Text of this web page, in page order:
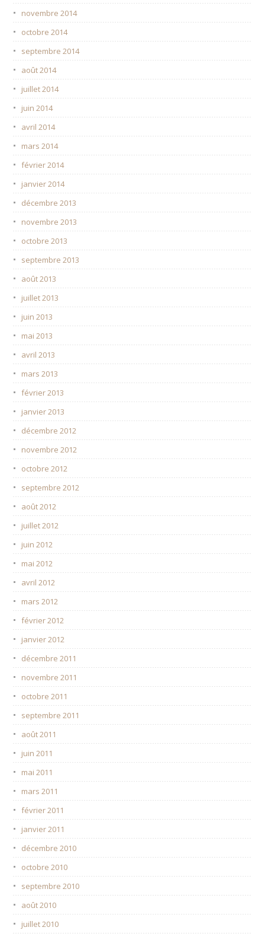
novembre 2014
octobre 2014
septembre 2014
août 2014
juillet 2014
juin 2014
avril 2014
mars 2014
février 2014
janvier 2014
décembre 2013
novembre 2013
octobre 2013
septembre 2013
août 2013
juillet 2013
juin 2013
mai 2013
avril 2013
mars 2013
février 2013
janvier 2013
décembre 2012
novembre 2012
octobre 2012
septembre 2012
août 2012
juillet 2012
juin 2012
mai 2012
avril 2012
mars 2012
février 2012
janvier 2012
décembre 2011
novembre 2011
octobre 2011
septembre 2011
août 2011
juin 2011
mai 2011
mars 2011
février 2011
janvier 2011
décembre 2010
octobre 2010
septembre 2010
août 2010
juillet 2010